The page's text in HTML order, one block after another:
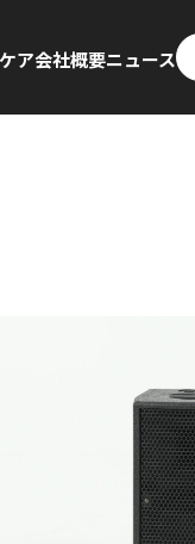
ケア会社概要ニュース